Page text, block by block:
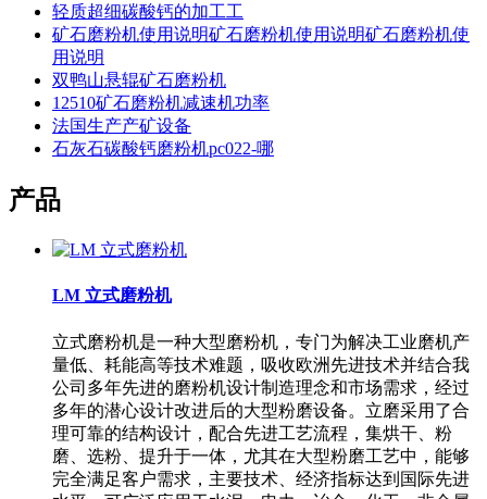
轻质超细碳酸钙的加工工
矿石磨粉机使用说明矿石磨粉机使用说明矿石磨粉机使
用说明
双鸭山悬辊矿石磨粉机
12510矿石磨粉机减速机功率
法国生产产矿设备
石灰石碳酸钙磨粉机pc022-哪
产品
LM 立式磨粉机
立式磨粉机是一种大型磨粉机，专门为解决工业磨机产
量低、耗能高等技术难题，吸收欧洲先进技术并结合我
公司多年先进的磨粉机设计制造理念和市场需求，经过
多年的潜心设计改进后的大型粉磨设备。立磨采用了合
理可靠的结构设计，配合先进工艺流程，集烘干、粉
磨、选粉、提升于一体，尤其在大型粉磨工艺中，能够
完全满足客户需求，主要技术、经济指标达到国际先进